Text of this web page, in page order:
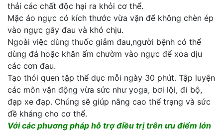
thải các chất độc hại ra khỏi cơ thể.
Mặc áo ngực có kích thước vừa vặn để không chèn ép
vào ngực gây đau và khó chịu.
Ngoài việc dùng thuốc giảm đau,người bệnh có thể
dùng đá hoặc khăn ấm chườm vào ngực để xoa dịu
các cơn đau.
Tạo thói quen tập thể dục mỗi ngày 30 phút. Tập luyện
các môn vận động vừa sức như yoga, bơi lội, đi bộ,
đạp xe đạp. Chúng sẽ giúp nâng cao thể trạng và sức
đề kháng cho cơ thể.
Với các phương pháp hỗ trợ điều trị trên ưu điểm lớn